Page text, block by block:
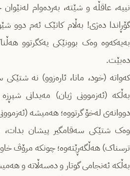
نییە، عاقڵە و شێتە، بەردەوام
گۆڕاندا دەژی! بەڵام کاتێک ئەم دوو
بەیەکەوە وەک بوونێکی یەکگرتوو
دەبێت.
کەواتە (خود، مانا، ئارەزوو) نە شتێکی
بەڵکە (ئەزموونی ژیان) مەیدانی
دووانەی لەخۆ گرتووە؛ هەمیشە
وەک شتێکی سەقامگیر پیشان بدات،
ترسناک) هەڵگەڕێتەوە؛ چونکە مرۆڤ
بەڵکە ئەنجامی گوتار و دەسەڵاتە و